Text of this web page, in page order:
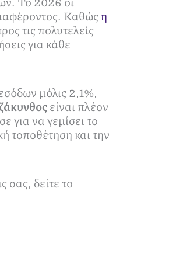
Καθώς η
τις πολυτελείς
για κάθε
μόλις 2,1%,
είναι πλέον
για να γεμίσει το
τοποθέτηση και την
σας, δείτε το